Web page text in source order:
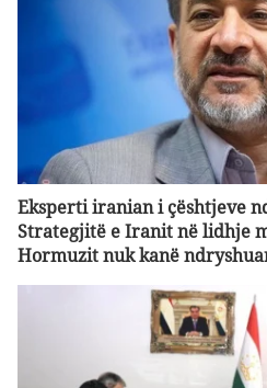
Eksperti iranian i çështjeve
Strategjitë e Iranit në lidhje
Hormuzit nuk kanë